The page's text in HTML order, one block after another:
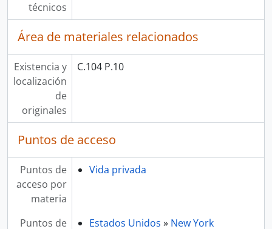
técnicos
Área de materiales relacionados
Existencia y
localización
de
originales
C.104 P.10
Puntos de acceso
Puntos de
acceso por
materia
Vida privada
Puntos de
Estados Unidos » New York